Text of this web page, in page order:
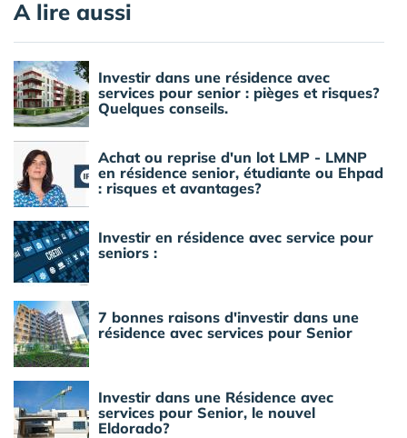
A lire aussi
Investir dans une résidence avec
services pour senior : pièges et risques?
Quelques conseils.
Achat ou reprise d'un lot LMP - LMNP
en résidence senior, étudiante ou Ehpad
: risques et avantages?
Investir en résidence avec service pour
seniors :
7 bonnes raisons d'investir dans une
résidence avec services pour Senior
Investir dans une Résidence avec
services pour Senior, le nouvel
Eldorado?